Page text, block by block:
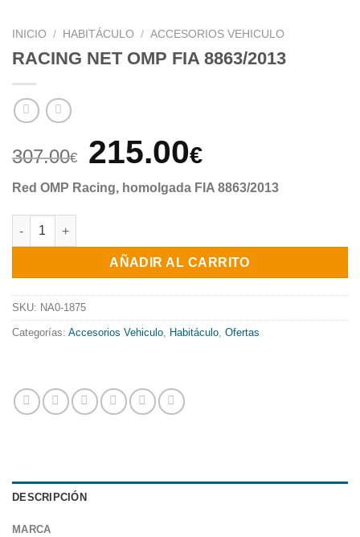
INICIO / HABITÁCULO / ACCESORIOS VEHICULO
RACING NET OMP FIA 8863/2013
307.00€
El
precio
era:
307.00€.
215.00€El
precio
es:
215.00€.
Red OMP Racing, homolgada FIA 8863/2013
RACING NET OMP FIA 8863/2013 cantidad
AÑADIR AL CARRITO
SKU: NA0-1875
Categorías: Accesorios Vehiculo, Habitáculo, Ofertas
DESCRIPCIÓN
MARCA